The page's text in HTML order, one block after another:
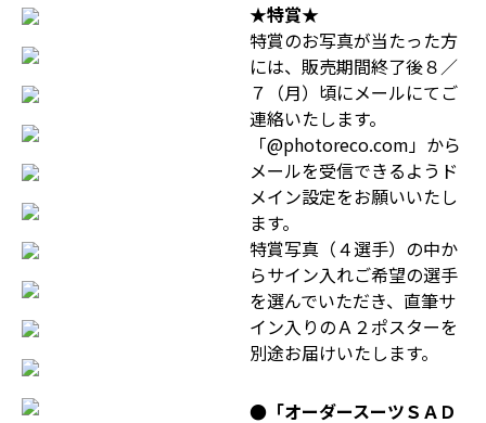
★特賞★
特賞のお写真が当たった方
には、販売期間終了後８／
７（月）頃にメールにてご
連絡いたします。
「@photoreco.com」から
メールを受信できるようド
メイン設定をお願いいたし
ます。
特賞写真（４選手）の中か
らサイン入れご希望の選手
を選んでいただき、直筆サ
イン入りのＡ２ポスターを
別途お届けいたします。
●「オーダースーツＳＡＤ